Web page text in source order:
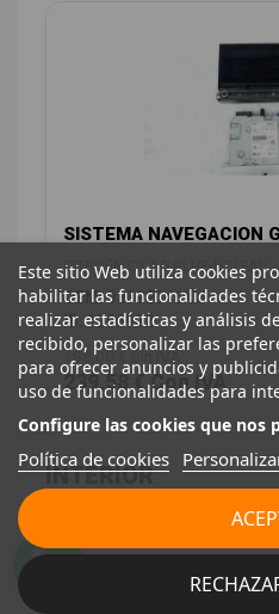
SISTEMA NAVEGACION
CITROËN C3 1.5 BLUE-HDI FAP
OEM:98392346XU
ID: 1286922
198,00 € Sin IVA
239,58 € Con IVA
INTERIOR
Este sitio Web utiliza cookies
habilitar las funcionalidades
realizar estadísticas y análisis
recibido, personalizar las
para ofrecer anuncios y
uso de funcionalidades para
Configure las cookies que nos
Política de cookies